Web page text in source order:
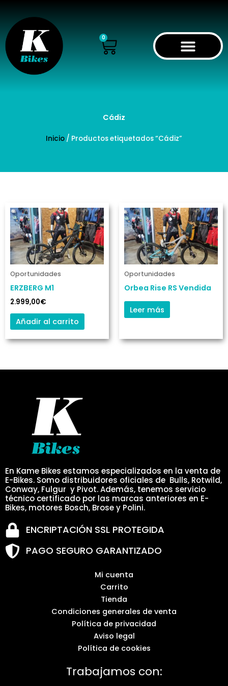
contenido
0
Cart
Cádiz
Inicio / Productos etiquetados “Cádiz”
Oportunidades
ERZBERG M1
2.999,00€
Añadir al carrito
Oportunidades
Orbea Rise RS Vendida
Leer más
En Kame Bikes estamos especializados en la venta de
E-Bikes. Somo distribuidores oficiales de Bulls, Rotwild,
Conway, Fulgur y Pivot. Además, tenemos servicio
técnico certificado por las marcas anteriores en E-
Bikes, motores Bosch, Brose y Polini.
ENCRIPTACIÓN SSL PROTEGIDA
PAGO SEGURO GARANTIZADO
Mi cuenta
Carrito
Tienda
Condiciones generales de venta
Política de privacidad
Aviso legal
Política de cookies
Trabajamos con: